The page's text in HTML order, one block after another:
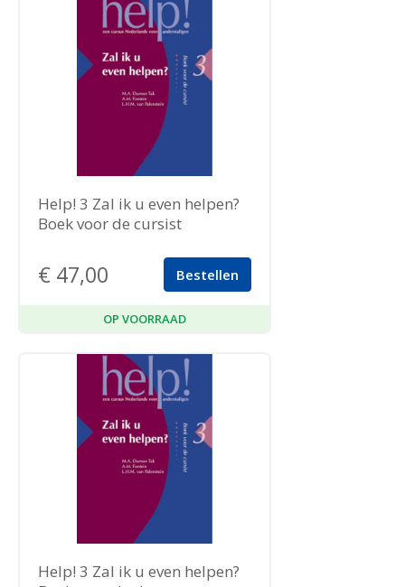
Help! 3 Zal ik u even helpen?
Boek voor de cursist
€ 47,00 Bestellen
OP VOORRAAD
Help! 3 Zal ik u even helpen?